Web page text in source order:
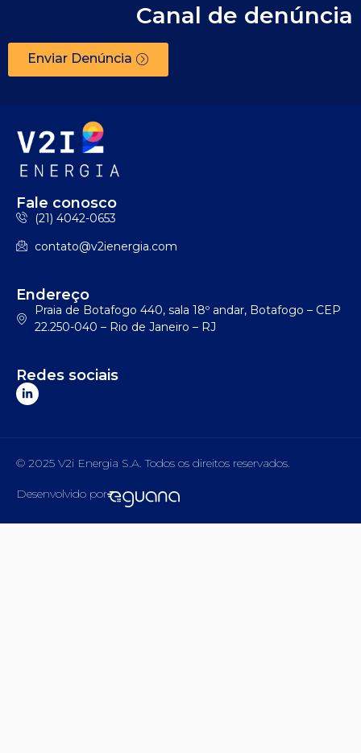
Canal de denúncia
Enviar Denúncia
Fale conosco
(21) 4042-0653
contato@v2ienergia.com
Endereço
Praia de Botafogo 440, sala 18º andar, Botafogo – CEP
22.250-040 – Rio de Janeiro – RJ
Redes sociais
© 2025 V2i Energia S.A. Todos os direitos reservados.
Desenvolvido por